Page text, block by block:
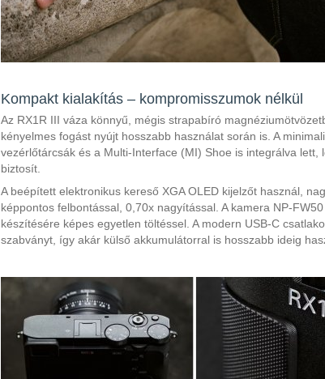
Kompakt kialakítás – kompromisszumok nélkül
Az RX1R III váza könnyű, mégis strapabíró
kényelmes fogást nyújt hosszabb használat során is. A
vezérlőtárcsák és a Multi-Interface (MI) Shoe is integrálva lett,
biztosít.
A beépített elektronikus kereső XGA OLED kijelzőt használ,
képpontos felbontással, 0,70x nagyítással. A kamera NP-
készítésére képes egyetlen töltéssel. A modern USB-C
szabványt, így akár külső akkumulátorral is hosszabb ideig